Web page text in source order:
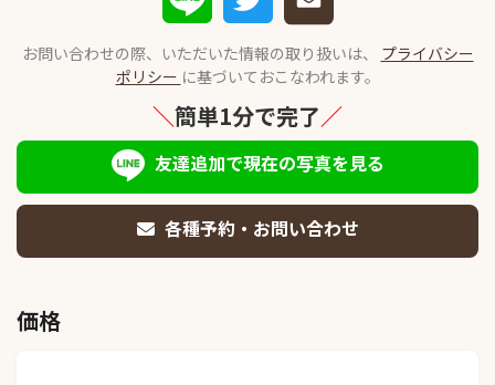
お問い合わせの際、いただいた情報の取り扱いは、 プライバシー
ポリシー に基づいておこなわれます。
＼簡単1分で完了／
友達追加で現在の写真を見る
各種予約・お問い合わせ
価格